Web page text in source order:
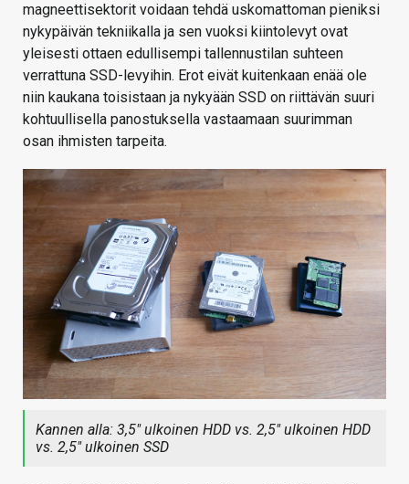
magneettisektorit voidaan tehdä uskomattoman pieniksi
nykypäivän tekniikalla ja sen vuoksi kiintolevyt ovat
yleisesti ottaen edullisempi tallennustilan suhteen
verrattuna SSD-levyihin. Erot eivät kuitenkaan enää ole
niin kaukana toisistaan ja nykyään SSD on riittävän suuri
kohtuullisella panostuksella vastaamaan suurimman
osan ihmisten tarpeita.
Kannen alla: 3,5″ ulkoinen HDD vs. 2,5″ ulkoinen HDD
vs. 2,5″ ulkoinen SSD